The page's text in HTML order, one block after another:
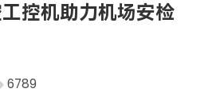
控机助力机场安检
6789